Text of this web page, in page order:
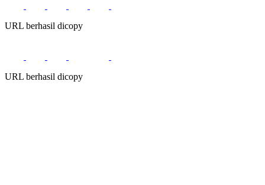
URL berhasil dicopy
URL berhasil dicopy